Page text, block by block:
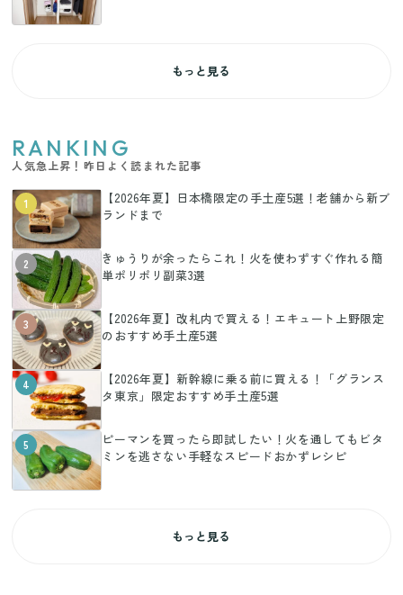
もっと見る
RANKING
人気急上昇！昨日よく読まれた記事
1
【2026年夏】日本橋限定の手土産5選！老舗から新ブ
ランドまで
2
きゅうりが余ったらこれ！火を使わずすぐ作れる簡
単ポリポリ副菜3選
3
【2026年夏】改札内で買える！エキュート上野限定
のおすすめ手土産5選
4
【2026年夏】新幹線に乗る前に買える！「グランス
タ東京」限定おすすめ手土産5選
5
ピーマンを買ったら即試したい！火を通してもビタ
ミンを逃さない手軽なスピードおかずレシピ
もっと見る